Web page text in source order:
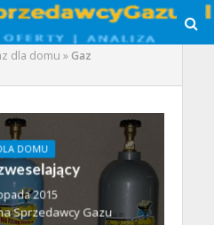
dla domu »Gaz
DOMU
2015
Sprzedawcy Gazu